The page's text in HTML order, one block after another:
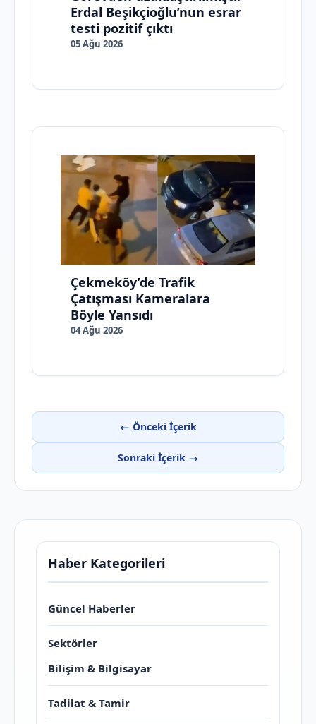
Erdal Beşikçioğlu’nun esrar
testi pozitif çıktı
05 Ağu 2026
Çekmeköy’de Trafik
Çatışması Kameralara
Böyle Yansıdı
04 Ağu 2026
← Önceki İçerik
Sonraki İçerik →
Haber Kategorileri
Güncel Haberler
Sektörler
Bilişim & Bilgisayar
Tadilat & Tamir